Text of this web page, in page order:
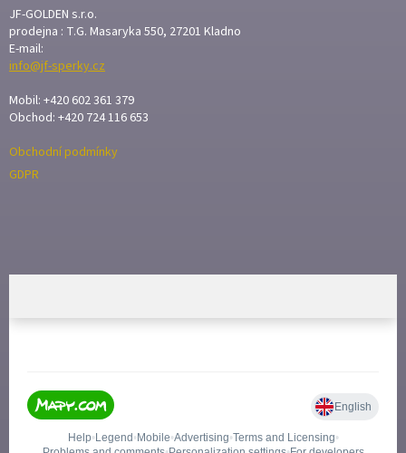
A
T
JF-GOLDEN s.r.o.
prodejna : T.G. Masaryka 550, 27201 Kladno
E-mail:
info@jf-sperky.cz
Mobil: +420 602 361 379
Obchod: +420 724 116 653
Obchodní podmínky
GDPR